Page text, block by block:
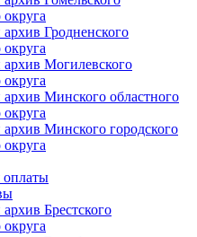
Гродненского
Могилевского
Минского областного
Минского городского
оплаты
Брестского